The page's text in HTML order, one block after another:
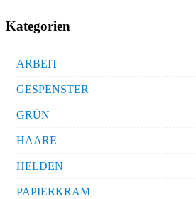
Kategorien
ARBEIT
GESPENSTER
GRÜN
HAARE
HELDEN
PAPIERKRAM